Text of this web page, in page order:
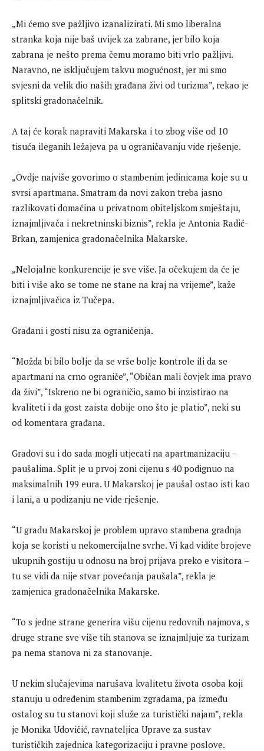
„Mi ćemo sve pažljivo izanalizirati. Mi smo liberalna
stranka koja nije baš uvijek za zabrane, jer bilo koja
zabrana je nešto prema čemu moramo biti vrlo pažljivi.
Naravno, ne isključujem takvu mogućnost, jer mi smo
svjesni da velik dio naših građana živi od turizma”, rekao je
splitski gradonačelnik.
A taj će korak napraviti Makarska i to zbog više od 10
tisuća ileganih ležajeva pa u ograničavanju vide rješenje.
„Ovdje najviše govorimo o stambenim jedinicama koje su u
svrsi apartmana. Smatram da novi zakon treba jasno
razlikovati domaćina u privatnom obiteljskom smještaju,
iznajmljivača i nekretninski biznis”, rekla je Antonia Radić-
Brkan, zamjenica gradonačelnika Makarske.
„Nelojalne konkurencije je sve više. Ja očekujem da će je
biti i više ako se tome ne stane na kraj na vrijeme”, kaže
iznajmljivačica iz Tučepa.
Građani i gosti nisu za ograničenja.
“Možda bi bilo bolje da se vrše bolje kontrole ili da se
apartmani na crno ograniče”, “Običan mali čovjek ima pravo
da živi”, “Iskreno ne bi ograničio, samo bi inzistirao na
kvaliteti i da gost zaista dobije ono što je platio”, neki su
od komentara građana.
Gradovi su i do sada mogli utjecati na apartmanizaciju –
paušalima. Split je u prvoj zoni cijenu s 40 podignuo na
maksimalnih 199 eura. U Makarskoj je paušal ostao isti kao
i lani, a u podizanju ne vide rješenje.
“U gradu Makarskoj je problem upravo stambena gradnja
koja se koristi u nekomercijalne svrhe. Vi kad vidite brojeve
ukupnih gostiju u odnosu na broj prijava preko e visitora –
tu se vidi da nije stvar povećanja paušala”, rekla je
zamjenica gradonačelnika Makarske.
“To s jedne strane generira višu cijenu redovnih najmova, s
druge strane sve više tih stanova se iznajmljuje za turizam
pa nema stanova ni za stanovanje.
U nekim slučajevima narušava kvalitetu života osoba koji
stanuju u određenim stambenim zgradama, pa između
ostalog su tu stanovi koji služe za turistički najam”, rekla
je Monika Udovičić, ravnateljica Uprave za sustav
turističkih zajednica kategorizaciju i pravne poslove.